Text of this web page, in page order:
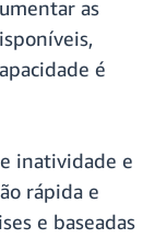
as
é
inatividade e
rápida e
e baseadas